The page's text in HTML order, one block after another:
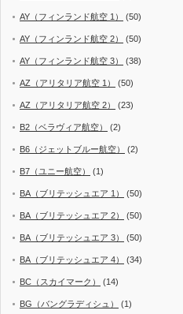
AY（フィンランド航空 1） (50)
AY（フィンランド航空 2） (50)
AY（フィンランド航空 3） (38)
AZ（アリタリア航空 1） (50)
AZ（アリタリア航空 2） (23)
B2（ベラヴィア航空） (2)
B6（ジェットブルー航空） (2)
B7（ユニー航空） (1)
BA（ブリテッシュエア 1） (50)
BA（ブリテッシュエア 2） (50)
BA（ブリテッシュエア 3） (50)
BA（ブリテッシュエア 4） (34)
BC（スカイマーク） (14)
BG（バングラディシュ） (1)